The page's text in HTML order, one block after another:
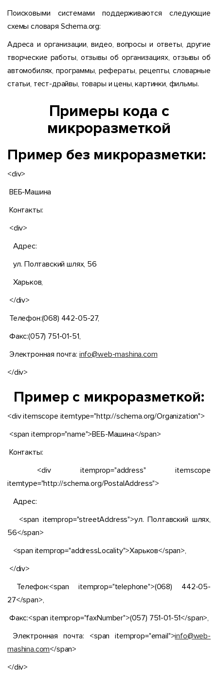
Поисковыми системами поддерживаются следующие
схемы словаря Schema.org:
Адреса и организации, видео, вопросы и ответы, другие
творческие работы, отзывы об организациях, отзывы об
автомобилях, программы, рефераты, рецепты, словарные
статьи, тест-драйвы, товары и цены, картинки, фильмы.
Примеры кода с
микроразметкой
Пример без микроразметки:
<div>
ВЕБ-Машина
Контакты:
<div>
Адрес:
ул. Полтавский шлях, 56
Харьков,
</div>
Телефон:(068) 442-05-27,
Факс:(057) 751-01-51,
Электронная почта: info@web-mashina.com
</div>
Пример с микроразметкой:
<div itemscope itemtype="http://schema.org/Organization">
<span itemprop="name">ВЕБ-Машина</span>
Контакты:
<div itemprop="address" itemscope
itemtype="http://schema.org/PostalAddress">
Адрес:
<span itemprop="streetAddress">ул. Полтавский шлях,
56</span>
<span itemprop="addressLocality">Харьков</span>,
</div>
Телефон:<span itemprop="telephone">(068) 442-05-
27</span>,
Факс:<span itemprop="faxNumber">(057) 751-01-51</span>,
Электронная почта: <span itemprop="email">info@web-
mashina.com</span>
</div>